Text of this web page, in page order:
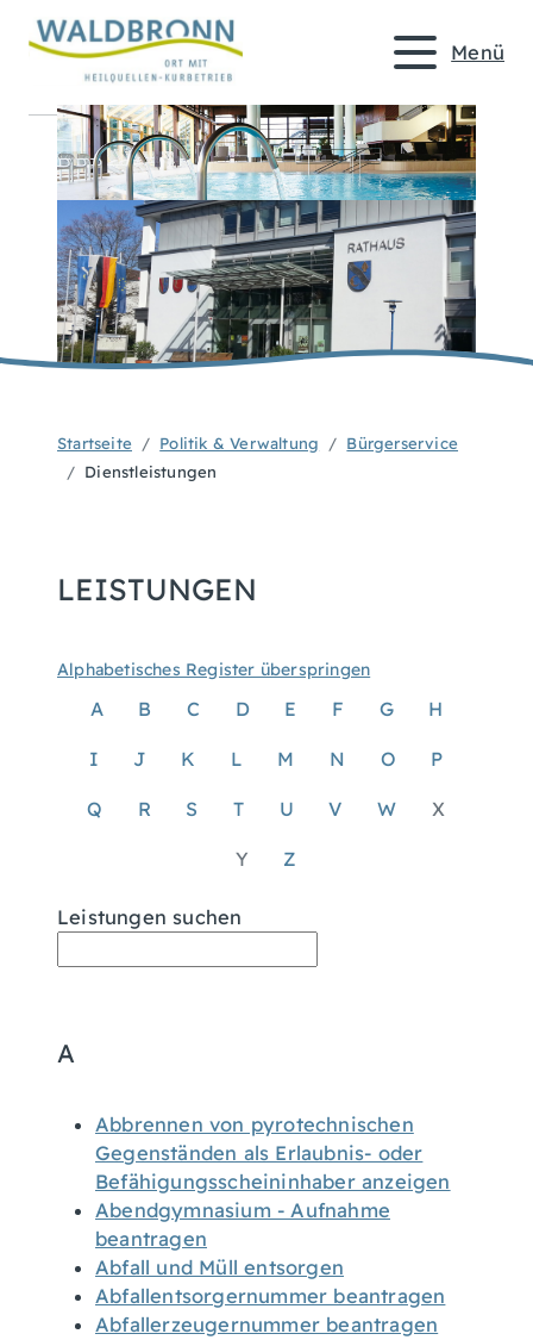
Menü
Startseite Politik & Verwaltung
Bürgerservice
Dienstleistungen
LEISTUNGEN
Alphabetisches Register überspringen
A B C D E F G H
I J K L M N O P
Q R S T U V W X
Y Z
Leistungen suchen
A
Abbrennen von pyrotechnischen
Gegenständen als Erlaubnis- oder
Befähigungsscheininhaber anzeigen
Abendgymnasium - Aufnahme
beantragen
Abfall und Müll entsorgen
Abfallentsorgernummer beantragen
Abfallerzeugernummer beantragen